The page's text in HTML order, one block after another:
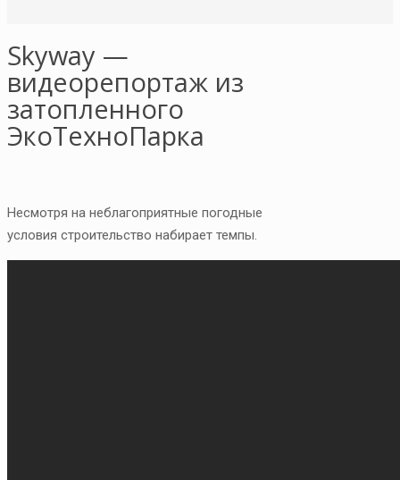
Skyway —
видеорепортаж из
затопленного
ЭкоТехноПарка
Несмотря на неблагоприятные погодные
условия строительство набирает темпы.